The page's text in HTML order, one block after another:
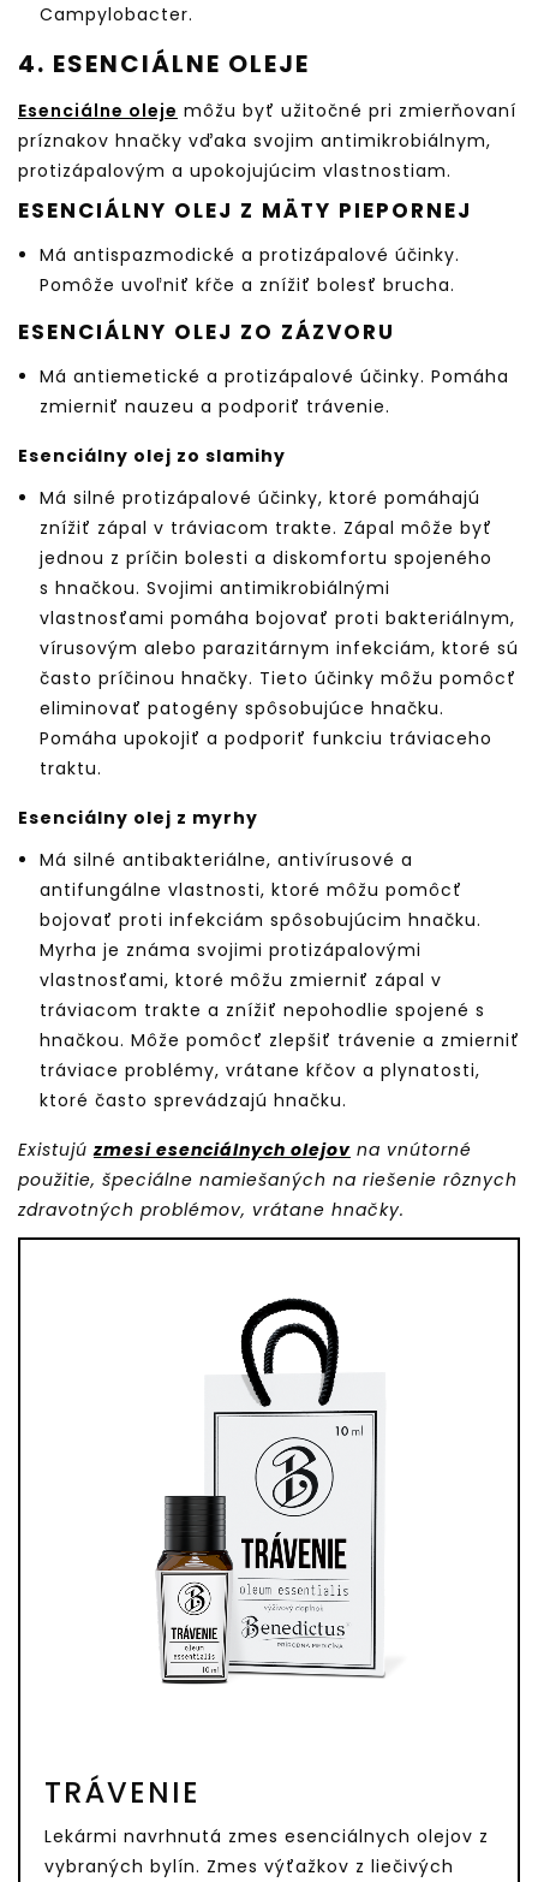
Campylobacter.
4. ESENCIÁLNE OLEJE
Esenciálne oleje môžu byť užitočné pri zmierňovaní
príznakov hnačky vďaka svojim antimikrobiálnym,
protizápalovým a upokojujúcim vlastnostiam.
ESENCIÁLNY OLEJ Z MÄTY PIEPORNEJ
Má antispazmodické a protizápalové účinky.
Pomôže uvoľniť kŕče a znížiť bolesť brucha.
ESENCIÁLNY OLEJ ZO ZÁZVORU
Má antiemetické a protizápalové účinky. Pomáha
zmierniť nauzeu a podporiť trávenie.
Esenciálny olej zo slamihy
Má silné protizápalové účinky, ktoré pomáhajú
znížiť zápal v tráviacom trakte. Zápal môže byť
jednou z príčin bolesti a diskomfortu spojeného
s hnačkou. Svojimi antimikrobiálnými
vlastnosťami pomáha bojovať proti bakteriálnym,
vírusovým alebo parazitárnym infekciám, ktoré sú
často príčinou hnačky. Tieto účinky môžu pomôcť
eliminovať patogény spôsobujúce hnačku.
Pomáha upokojiť a podporiť funkciu tráviaceho
traktu.
Esenciálny olej z myrhy
Má silné antibakteriálne, antivírusové a
antifungálne vlastnosti, ktoré môžu pomôcť
bojovať proti infekciám spôsobujúcim hnačku.
Myrha je známa svojimi protizápalovými
vlastnosťami, ktoré môžu zmierniť zápal v
tráviacom trakte a znížiť nepohodlie spojené s
hnačkou. Môže pomôcť zlepšiť trávenie a zmierniť
tráviace problémy, vrátane kŕčov a plynatosti,
ktoré často sprevádzajú hnačku.
Existujúzmesi esenciálnych olejov na vnútorné
použitie, špeciálne namiešaných na riešenie rôznych
zdravotných problémov, vrátane hnačky.
TRÁVENIE
Lekármi navrhnutá zmes esenciálnych olejov z
vybraných bylín. Zmes výťažkov z liečivých